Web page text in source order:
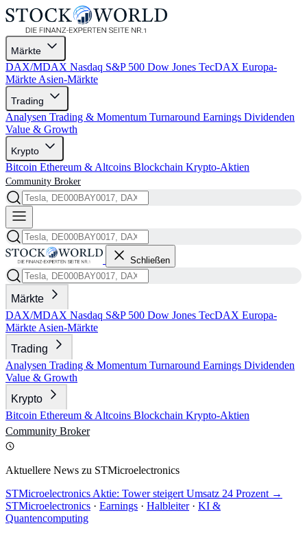
Märkte
DAX/MDAX Nasdaq S&P 500 Dow Jones TecDAX Europa-
Märkte Asien-Märkte
Trading
Analysen Trading & Momentum Turnaround Earnings Dividenden
Value & Growth
Krypto
Bitcoin Ethereum & Altcoins Blockchain Krypto-Aktien
Community Broker
Schließen
Märkte
DAX/MDAX Nasdaq S&P 500 Dow Jones TecDAX Europa-
Märkte Asien-Märkte
Trading
Analysen Trading & Momentum Turnaround Earnings Dividenden
Value & Growth
Krypto
Bitcoin Ethereum & Altcoins Blockchain Krypto-Aktien
Community Broker
Aktuellere News zu STMicroelectronics
STMicroelectronics Aktie: Tower steigert Umsatz 24 Prozent →
STMicroelectronics · Earnings · Halbleiter · KI &
Quantencomputing